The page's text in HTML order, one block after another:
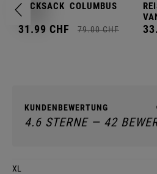
RUCKSACK COLUMBUS
31.99 CHF 79.00 CHF 33.
KUNDENBEWERTUNG
4.6 STERNE — 42
XL